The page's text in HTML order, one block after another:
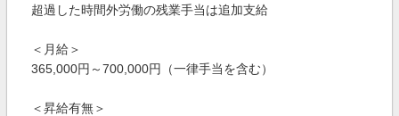
超過した時間外労働の残業手当は追加支給
＜月給＞
365,000円～700,000円（一律手当を含む）
＜昇給有無＞